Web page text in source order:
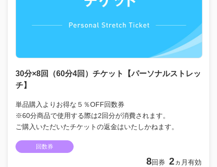
30分×8回（60分4回）チケット【パーソナルストレッ
チ】
単品購入よりお得な５％OFF回数券
※60分商品で使用する際は2回分が消費されます。
ご購入いただいたチケットの返金はいたしかねます。
回数券
8回券 2ヵ月有効